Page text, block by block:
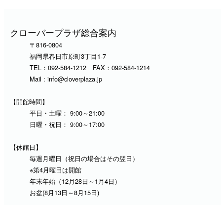
クローバープラザ総合案内
〒816-0804
福岡県春日市原町3丁目1-7
TEL： 092-584-1212 FAX：092-584-1214
Mail : info@cloverplaza.jp
【開館時間】
平日・土曜： 9:00～21:00
日曜・祝日： 9:00～17:00
【休館日】
毎週月曜日（祝日の場合はその翌日）
※第4月曜日は開館
年末年始（12月28日～1月4日）
お盆(8月13日～8月15日)